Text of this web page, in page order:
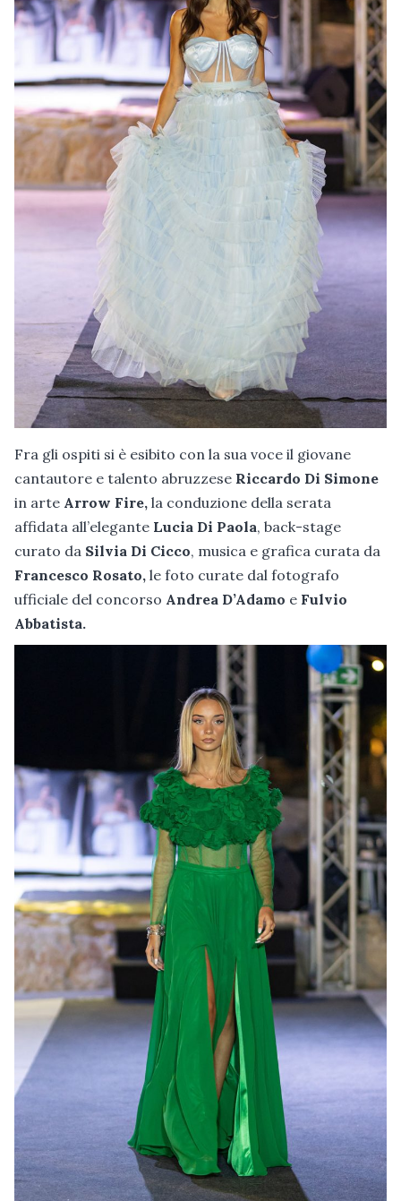
Fra gli ospiti si è esibito con la sua voce il giovane
cantautore e talento abruzzese Riccardo Di Simone
in arte Arrow Fire, la conduzione della serata
affidata all’elegante Lucia Di Paola, back-stage
curato da Silvia Di Cicco, musica e grafica curata da
Francesco Rosato, le foto curate dal fotografo
ufficiale del concorso Andrea D’Adamo e Fulvio
Abbatista.